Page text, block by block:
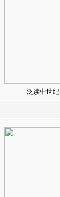
泛读中世纪